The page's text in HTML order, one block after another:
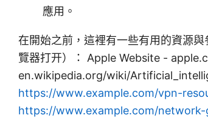
應用。
在開始之前，這裡有一些有用的資源
覽器打开）： Apple Website -
en.wikipedia.org/wiki/
https://www.example.com/vpn-
https://www.example.com/network-